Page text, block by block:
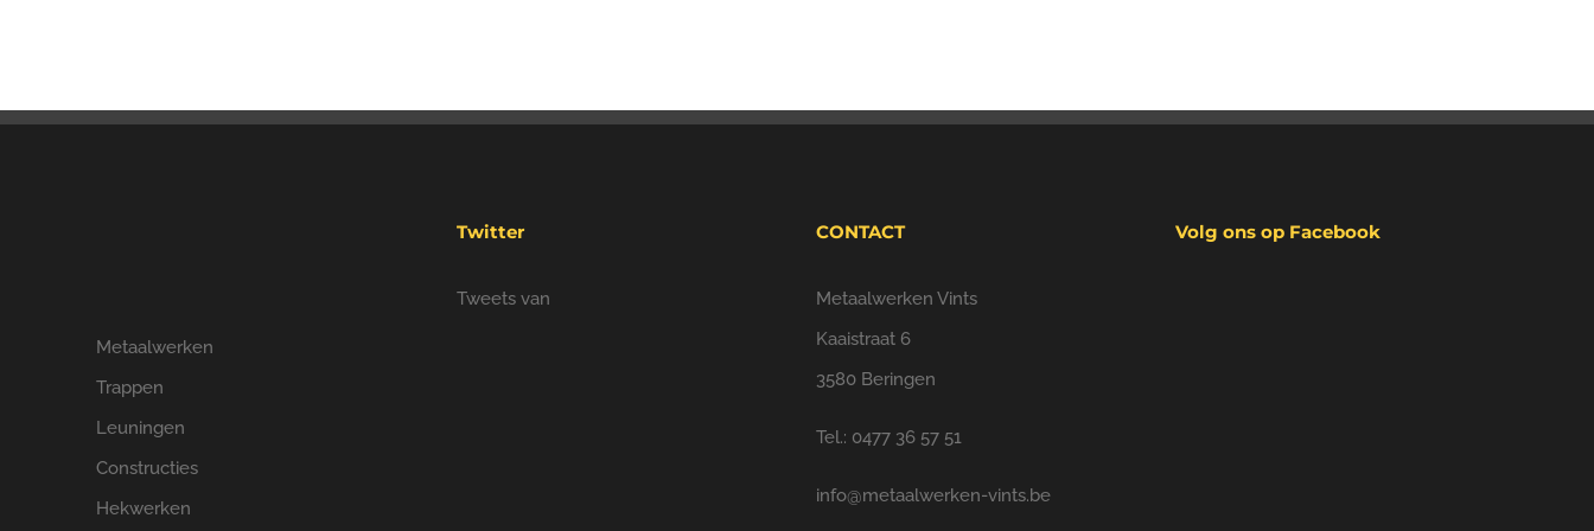
Metaalwerken
Trappen
Leuningen
Constructies
Hekwerken
Twitter
Tweets van
CONTACT
Metaalwerken Vints
Kaaistraat 6
3580 Beringen
Tel.: 0477 36 57 51
info@metaalwerken-vints.be
Volg ons op Facebook